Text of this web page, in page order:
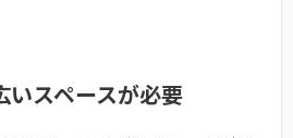
いスペースが必要